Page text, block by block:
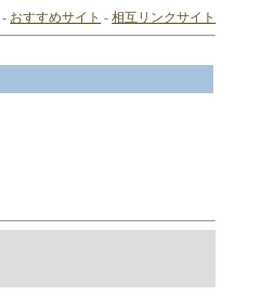
- おすすめサイト -相互リンクサイト